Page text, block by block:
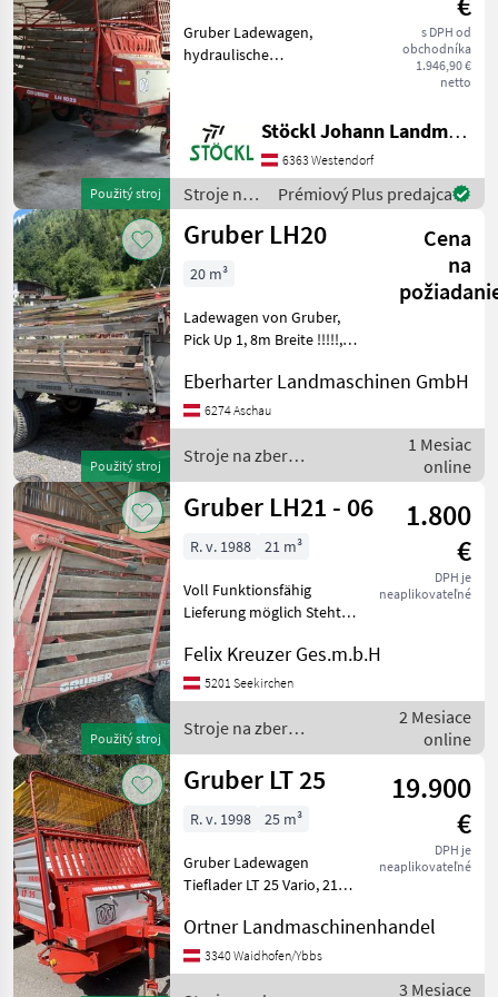
Použitý stroj
s DPH od
obchodníka
1.946,90 €
netto
Gruber Ladewagen,
hydraulische
Nosič dlážky Stroje na zber
objemových krmív Zberaci
prívesný voz
Stöckl Johann Landmaschinen GesmbH & Co KG
6363 Westendorf
Stroje na
zber
objemových
krmív /
Gruber
Prémiový Plus predajca
Použitý stroj
Gruber LH20
Cena
na
20 m³
Ladewagen von Gruber,
Pick Up 1, 8m Breite !!!!!,
breiter Schwadablage, oder
extrem Futterschnend bei
der Heuernte, Bremse
hydraulisch, Berei
Eberharter Landmaschinen GmbH
6274 Aschau
Stroje na zber
objemových krmív /
Gruber
1 Mesiac
online
Použitý stroj
Gruber LH21 - 06
1.800
€
DPH je
neaplikovateľné
R. v. 1988 21 m³
Voll Funktionsfähig
Lieferung möglich Steht
Fragen bitte Anrufen Vrchol
balíka, Nosič dlážky Stroje
na zber objemových krmív
Zberaci príves
Felix Kreuzer Ges.m.b.H
5201 Seekirchen
Stroje na zber
objemových krmív /
Gruber
2 Mesiace
online
Gruber LT 25
19.900
€
DPH je
neaplikovateľné
R. v. 1998 25 m³
Gruber Ladewagen
Tieflader LT 25 Vario, 21
Kratzboden hydraulisch,
Korböffnung hydraulisch,
Knickdeichsel, Bereifung
Ortner Landmaschinenhandel
3340 Waidhofen/Ybbs
3 Mesiace